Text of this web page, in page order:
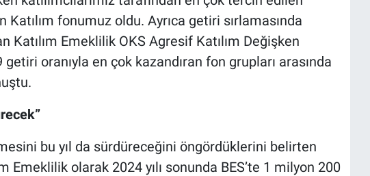
Katılım fonumuz oldu. Ayrıca getiri sırlamasında
Katılım Emeklilik OKS Agresif Katılım Değişken
oranıyla en çok kazandıran fon grupları arasında
bu yıl da sürdüreceğini öngördüklerini belirten
Emeklilik olarak 2024 yılı sonunda BES’te 1 milyon 200